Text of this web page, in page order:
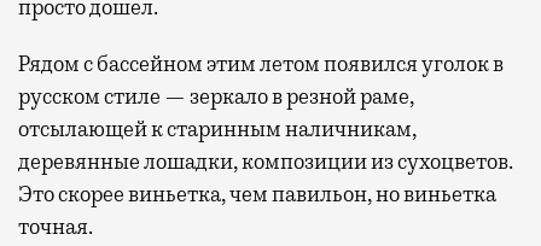
просто дошел.
Рядом с бассейном этим летом появился уголок в
русском стиле — зеркало в резной раме,
отсылающей к старинным наличникам,
деревянные лошадки, композиции из сухоцветов.
Это скорее виньетка, чем павильон, но виньетка
точная.